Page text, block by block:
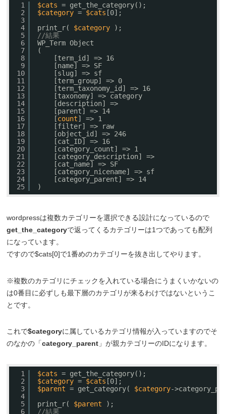
1
2
3
4
5
6
7
8
9
10
11
12
13
14
15
16
17
18
19
20
21
22
23
24
25
$cats = get_the_category();
$category = $cats [0];
print_r( $category
);
//結果
WP_Term Object
(
[term_id] => 16
[name] => SF
[slug] => sf
[term_group] => 0
[term_taxonomy_id] => 16
[taxonomy] => category
[description] =>
[parent] => 14
[count] => 1
[filter] => raw
[object_id] => 246
[cat_ID] => 16
[category_count] => 1
[category_description] =>
[cat_name] => SF
[category_nicename] => sf
[category_parent] => 14
)
wordpressは複数カテゴリーを選択できる設計になっているので
get_the_categoryで返ってくるカテゴリーは1つであっても配列
になっています。
ですので$cats[0]で1番めのカテゴリーを抜き出してやります。
※複数のカテゴリにチェックを入れている場合にうまくいかないの
は0番目に必ずしも最下層のカテゴリが来るわけではないというこ
とです。
これで$categoryに属しているカテゴリ情報が入っていますのでそ
のなかの「category_parent 」が親カテゴリーのIDになります。
1
2
3
4
5
6
$cats = get_the_category();
$category = $cats [0];
$parent = get_category( $category-
print_r( $parent
);
//結果